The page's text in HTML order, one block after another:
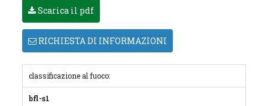
Scarica il pdf
RICHIESTA DI INFORMAZIONI
classificazione al fuoco:
bfl-s1